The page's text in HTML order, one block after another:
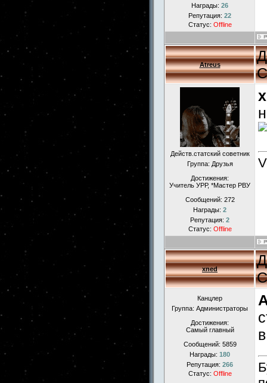
Награды: 26
Репутация: 22
Статус: Offline
Atreus
Действ.статский советник
Группа: Друзья
Достижения:
Учитель УРР, *Мастер РВУ
Сообщений: 272
Награды: 2
Репутация: 2
Статус: Offline
xned
Канцлер
Группа: Администраторы
Достижения:
Самый главный
Сообщений: 5859
Награды: 180
Репутация: 266
Статус: Offline